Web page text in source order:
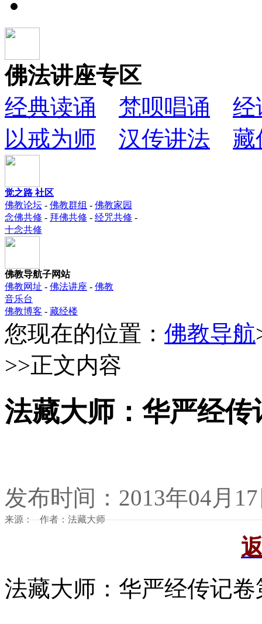
佛法讲座专区
经典读诵
梵呗唱诵
经
以戒为师
汉传讲法 藏
觉之路 社区
佛教论坛 - 佛教群组 - 佛教家园
念佛共修 - 拜佛共修 - 经咒共修 -
十念共修
佛教导航子网站
佛教网址 - 佛法讲座 - 佛教
音乐台
佛教博客 - 藏经楼
您现在的位置： 佛教导航
>>正文内容
法藏大师：华严经传
发布时间：2013年04月
来源： 作者：法藏大师
法藏大师：华严经传记卷